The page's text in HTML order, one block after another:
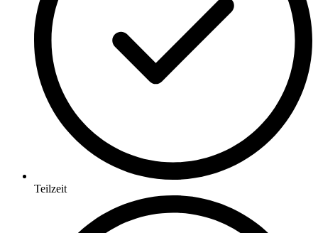
Teilzeit